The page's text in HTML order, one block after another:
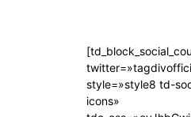
style=»style8 td-
icons»